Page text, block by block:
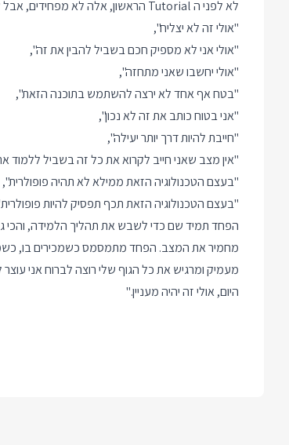
לא לפני ה Tutorial הראשון, אלה לא מפחידים, אבל לפני שמתחיל תהליך לימוד אמיתי מגיע הפחד עם הספקות שלו -
"אולי זה לא יצליח",
"אולי אני לא מספיק חכם בשביל להבין את זה",
"אולי יחשבו שאני מתחזה",
"בטח אף אחד לא ירצה להשתמש בתוכנה הזאת",
"אני בטוח כותב את זה לא נכון",
"חייבת להיות דרך יותר יעילה",
"אין מצב שאני חייב לקרוא את כל זה בשביל ללמוד
"בעצם הטכנולוגיה הזאת ממילא לא תהיה פופולרית",
"בעצם הטכנולוגיה הזאת תכף תפסיק להיות
הפחד תמיד שם כדי לשבש את תהליך הלמידה, והכי
מחמיר את המצב. הפחד מתמסמס כשמכירים בו,
מעמיק ומרגיש את כל הגוף שלי רוצה לברוח אני
היום, אולי זה יהיה מעניין."